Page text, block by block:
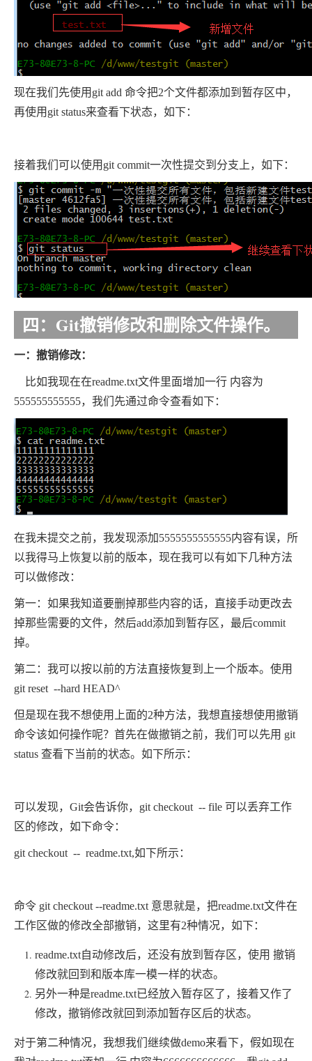
现在我们先使用git add 命令把2个文件都添加到暂存区中，
再使用git status来查看下状态，如下：
接着我们可以使用git commit一次性提交到分支上，如下：
四：Git撤销修改和删除文件操作。
一：撤销修改：
比如我现在在readme.txt文件里面增加一行 内容为
555555555555，我们先通过命令查看如下：
在我未提交之前，我发现添加5555555555555内容有误，所
以我得马上恢复以前的版本，现在我可以有如下几种方法
可以做修改：
第一：如果我知道要删掉那些内容的话，直接手动更改去
掉那些需要的文件，然后add添加到暂存区，最后commit
掉。
第二：我可以按以前的方法直接恢复到上一个版本。使用
git reset --hard HEAD^
但是现在我不想使用上面的2种方法，我想直接想使用撤销
命令该如何操作呢？首先在做撤销之前，我们可以先用 git
status 查看下当前的状态。如下所示：
可以发现，Git会告诉你，git checkout -- file 可以丢弃工作
区的修改，如下命令：
git checkout -- readme.txt,如下所示：
命令 git checkout --readme.txt 意思就是，把readme.txt文件在
工作区做的修改全部撤销，这里有2种情况，如下：
readme.txt自动修改后，还没有放到暂存区，使用 撤销
修改就回到和版本库一模一样的状态。
另外一种是readme.txt已经放入暂存区了，接着又作了
修改，撤销修改就回到添加暂存区后的状态。
对于第二种情况，我想我们继续做demo来看下，假如现在